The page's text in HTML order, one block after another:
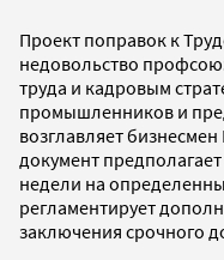
Проект поправок к
недовольство
труда и кадровым
промышленников и
возглавляет
документ
недели на
регламентирует
заключения срочного